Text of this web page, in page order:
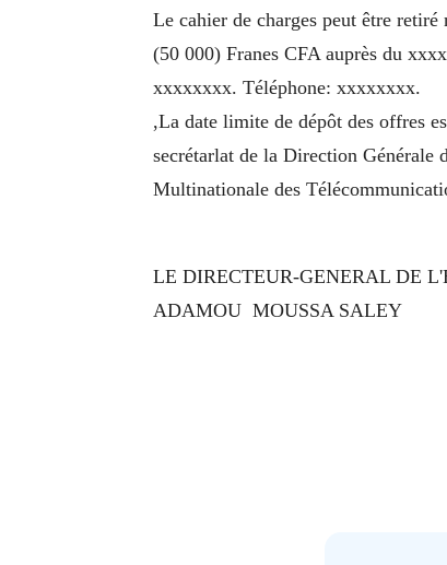
Le cahier de charges peut être
(50 000) Franes CFA auprès du
xxxxxxxx. Téléphone: xxxxxxxx.
,La date limite de dépôt des offres
secrétarlat de la Direction Générale
Multinationale des
LE DIRECTEUR-GENERAL DE
ADAMOU MOUSSA SALEY